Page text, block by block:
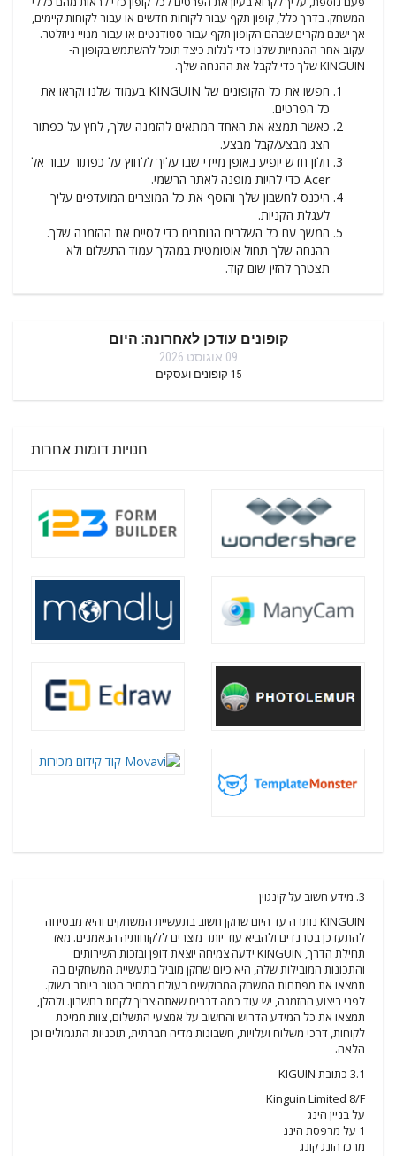
המשחק. בדרך כלל, קופון תקף עבור לקוחות חדשים או עבור לקוחות קיימים,
אך ישנם מקרים שבהם הקופון תקף עבור סטודנטים או עבור מנויי ניוזלטר.
עקוב אחר ההנחיות שלנו כדי לגלות כיצד תוכל להשתמש בקופון ה-
KINGUIN שלך כדי לקבל את ההנחה שלך.
חפשו את כל הקופונים של KINGUIN בעמוד שלנו וקראו את
כל הפרטים.
כאשר תמצא את האחד המתאים להזמנה שלך, לחץ על כפתור
הצג מבצע/קבל מבצע.
חלון חדש יופיע באופן מיידי שבו עליך ללחוץ על כפתור עבור אל
Acer כדי להיות מופנה לאתר הרשמי.
היכנס לחשבון שלך והוסף את כל המוצרים המועדפים עליך
לעגלת הקניות.
המשך עם כל השלבים הנותרים כדי לסיים את ההזמנה שלך.
ההנחה שלך תחול אוטומטית במהלך עמוד התשלום ולא
תצטרך להזין שום קוד.
קופונים עודכן לאחרונה: היום
09 אוגוסט 2026
15 קופונים ועסקים
חנויות דומות אחרות
3. מידע חשוב על קינגוין
KINGUIN נותרה עד היום שחקן חשוב בתעשיית המשחקים והיא מבטיחה
להתעדכן בטרנדים ולהביא עוד יותר מוצרים ללקוחותיה הנאמנים. מאז
תחילת הדרך, KINGUIN ידעה צמיחה יוצאת דופן ובזכות השירותים
והתכונות המובילות שלה, היא כיום שחקן מוביל בתעשיית המשחקים בה
תמצאו את מפתחות המשחק המבוקשים בעולם במחיר הטוב ביותר בשוק.
לפני ביצוע ההזמנה, יש עוד כמה דברים שאתה צריך לקחת בחשבון. ולהלן,
תמצאו את כל המידע הדרוש והחשוב על אמצעי התשלום, צוות תמיכת
לקוחות, דרכי משלוח ועלויות, חשבונות מדיה חברתית, תוכניות התגמולים וכן
הלאה.
3.1 כתובת KIGUIN
Kinguin Limited 8/F
על בניין הינג
1 על מרפסת הינג
מרכז הונג קונג